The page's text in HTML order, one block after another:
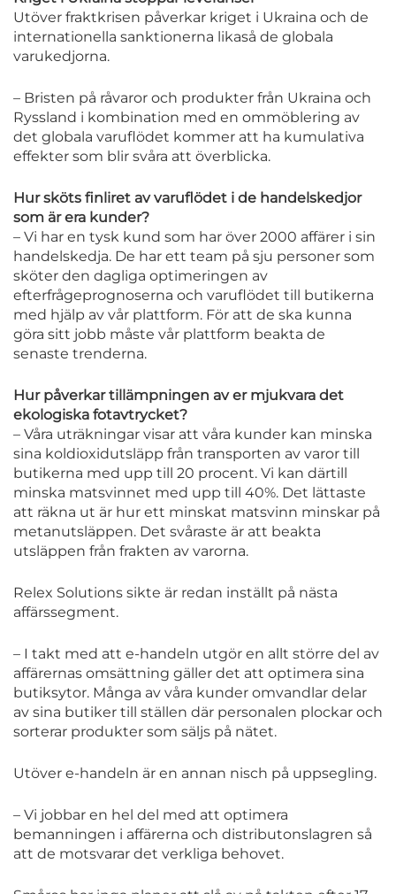
Utöver fraktkrisen påverkar kriget i Ukraina och de
internationella sanktionerna likaså de globala
varukedjorna.
– Bristen på råvaror och produkter från Ukraina och
Ryssland i kombination med en ommöblering av
det globala varuflödet kommer att ha kumulativa
effekter som blir svåra att överblicka.
Hur sköts finliret av varuflödet i de handelskedjor
som är era kunder?
– Vi har en tysk kund som har över 2000 affärer i sin
handelskedja. De har ett team på sju personer som
sköter den dagliga optimeringen av
efterfrågeprognoserna och varuflödet till butikerna
med hjälp av vår plattform. För att de ska kunna
göra sitt jobb måste vår plattform beakta de
senaste trenderna.
Hur påverkar tillämpningen av er mjukvara det
ekologiska fotavtrycket?
– Våra uträkningar visar att våra kunder kan minska
sina koldioxidutsläpp från transporten av varor till
butikerna med upp till 20 procent. Vi kan därtill
minska matsvinnet med upp till 40%. Det lättaste
att räkna ut är hur ett minskat matsvinn minskar på
metanutsläppen. Det svåraste är att beakta
utsläppen från frakten av varorna.
Relex Solutions sikte är redan inställt på nästa
affärssegment.
– I takt med att e-handeln utgör en allt större del av
affärernas omsättning gäller det att optimera sina
butiksytor. Många av våra kunder omvandlar delar
av sina butiker till ställen där personalen plockar och
sorterar produkter som säljs på nätet.
Utöver e-handeln är en annan nisch på uppsegling.
– Vi jobbar en hel del med att optimera
bemanningen i affärerna och distributonslagren så
att de motsvarar det verkliga behovet.